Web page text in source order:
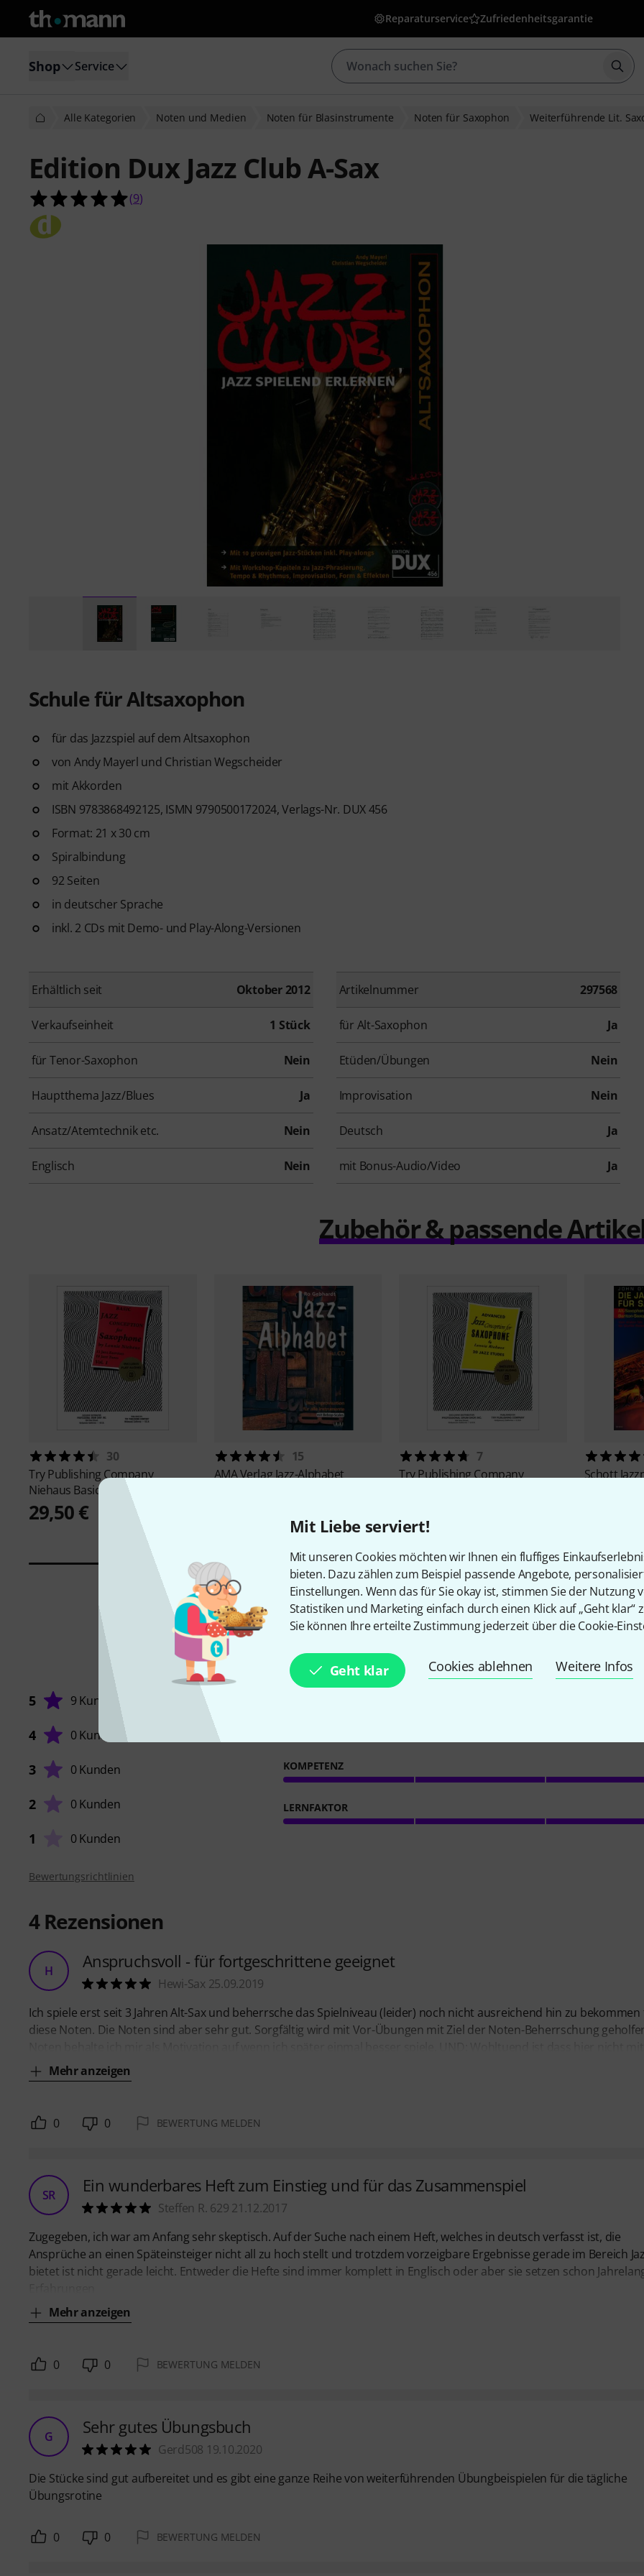
Mit Liebe serviert!
Mit unseren Cookies möchten wir Ihnen ein fluffiges
bieten. Dazu zählen zum Beispiel passende Angebote,
Einstellungen. Wenn das für Sie okay ist, stimmen Sie der Nutzung
Statistiken und Marketing einfach durch einen Klick auf „Geht klar“
Sie können Ihre erteilte Zustimmung jederzeit über die Cookie-
Geht klar Cookies ablehnen Weitere Infos
Reparaturservice Zufriedenheitsgarantie
Shop Service
Alle Kategorien Noten und Medien Noten für Blasinstrumente Noten für Saxophon Weiterführende Lit.
Edition Dux Jazz Club A-Sax
5.0 von 5 Sternen aus 9 Kundenbewertungen
(9)
Schule für Altsaxophon
für das Jazzspiel auf dem Altsaxophon
von Andy Mayerl und Christian Wegscheider
mit Akkorden
ISBN 9783868492125, ISMN 9790500172024, Verlags-Nr. DUX 456
Format: 21 x 30 cm
Spiralbindung
92 Seiten
in deutscher Sprache
inkl. 2 CDs mit Demo- und Play-Along-Versionen
Erhältlich seit Oktober 2012 Artikelnummer 297568
Verkaufseinheit 1 Stück für Alt-Saxophon Ja
für Tenor-Saxophon Nein Etüden/Übungen Nein
Hauptthema Jazz/Blues Ja Improvisation Nein
Ansatz/Atemtechnik etc. Nein Deutsch Ja
Englisch Nein mit Bonus-Audio/Video Ja
Zubehör & passende
30
Try Publishing Company
Niehaus Basic Jazz Concep. 1
29,50 €
15
AMA VerlagJazz-Alphabet
7
Try Publishing Company
29,50 €
Schott
9Kundenbewertungen
5 9 Kunden
4 0 Kunden
3 0 Kunden
2 0 Kunden
1 0 Kunden
KOMPETENZ
LERNFAKTOR
Bewertungsrichtlinien
4Rezensionen
H Anspruchsvoll - für fortgeschrittene geeignet
Hewi-Sax 25.09.2019
Ich spiele erst seit 3 Jahren Alt-Sax und beherrsche das Spielniveau (leider) noch nicht ausreichend hin zu
diese Noten. Die Noten sind aber sehr gut. Sorgfältig wird mit Vor-Übungen mit Ziel der Noten-Beherrschung
Mehr anzeigen
0 0 BEWERTUNG MELDEN
SR Ein wunderbares Heft zum Einstieg und für das Zusammenspiel
Steffen R. 629 21.12.2017
Zugegeben, ich war am Anfang sehr skeptisch. Auf der Suche nach einem Heft, welches in deutsch verfasst ist, die
Ansprüche an einen Späteinsteiger nicht all zu hoch stellt und trotzdem vorzeigbare Ergebnisse gerade im Bereich
bietet ist nicht gerade leicht. Entweder die Hefte sind immer komplett in Englisch oder aber sie setzen schon
Mehr anzeigen
0 0 BEWERTUNG MELDEN
G Sehr gutes Übungsbuch
Gerd508 19.10.2020
Die Stücke sind gut aufbereitet und es gibt eine ganze Reihe von weiterführenden Übungbeispielen für die tägliche
Übungsrotine
0 0 BEWERTUNG MELDEN